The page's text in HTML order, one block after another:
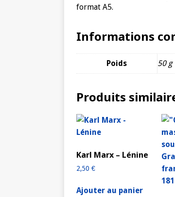
format A5.
Informations
Poids 50 g
Produits
Karl Marx – Lénine
2,50 €
Ajouter au panier